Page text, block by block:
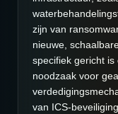
zijn van
nieuwe,
specifiek gericht
noodzaak voor
van ICS-